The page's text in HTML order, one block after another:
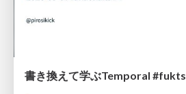
書き換えて学ぶTemporal #fukts